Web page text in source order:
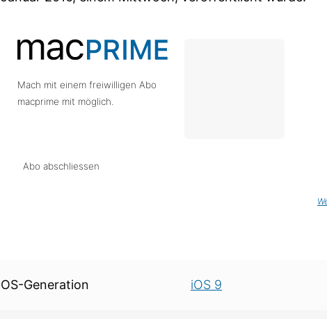
Mach mit einem freiwilligen Abo
macprime mit möglich.
Abo abschliessen
OS-Generation
iOS 9